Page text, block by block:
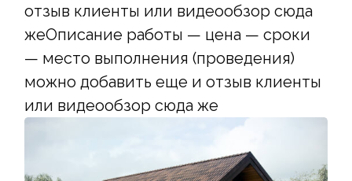
отзыв клиенты или видеообзор сюда
жеОписание работы — цена — сроки
— место выполнения (проведения)
можно добавить еще и отзыв клиенты
или видеообзор сюда же